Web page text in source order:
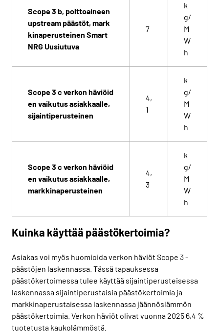
Scope 3 b, polttoaineen
upstream päästöt, mark
kinaperusteinen Smart
NRG Uusiutuva
7
k
g/
M
W
h
Scope 3 c verkon häviöid
en vaikutus asiakkaalle,
sijaintiperusteinen
4,
1
k
g/
M
W
h
Scope 3 c verkon häviöid
en vaikutus asiakkaalle,
markkinaperusteinen
4,
3
k
g/
M
W
h
Kuinka käyttää päästökertoimia?
Asiakas voi myös huomioida verkon häviöt Scope 3 -
päästöjen laskennassa. Tässä tapauksessa
päästökertoimessa tulee käyttää sijaintiperusteisessa
laskennassa sijaintiperustaisia päästökertoimia ja
markkinaperustaisessa laskennassa jäännöslämmön
päästökertoimia. Verkon häviöt olivat vuonna 2025 6,4 %
tuotetusta kaukolämmöstä.